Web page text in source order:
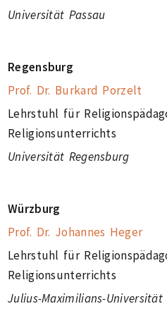
Universität Passau
Regensburg
Prof. Dr. Burkard Porzelt
Lehrstuhl für
Religionsunterrichts
Universität Regensburg
Würzburg
Prof. Dr. Johannes Heger
Lehrstuhl für
Religionsunterrichts
Julius-Maximilians-Universität